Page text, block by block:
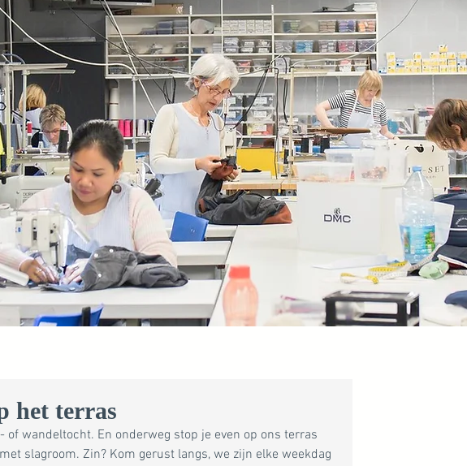
het terras
of wandeltocht. En onderweg stop je even op ons terras
slagroom. Zin? Kom gerust langs, we zijn elke weekdag